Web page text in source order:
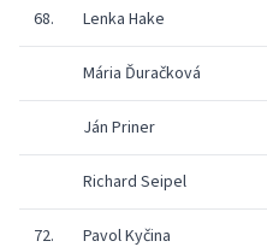
68. Lenka Hake
Mária Ďuračková
Ján Priner
Richard Seipel
72. Pavol Kyčina